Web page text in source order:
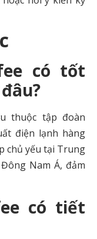
có tốt
thuộc tập đoàn
điện lạnh hàng
chủ yếu tại Trung
Nam Á, đảm
có tiết